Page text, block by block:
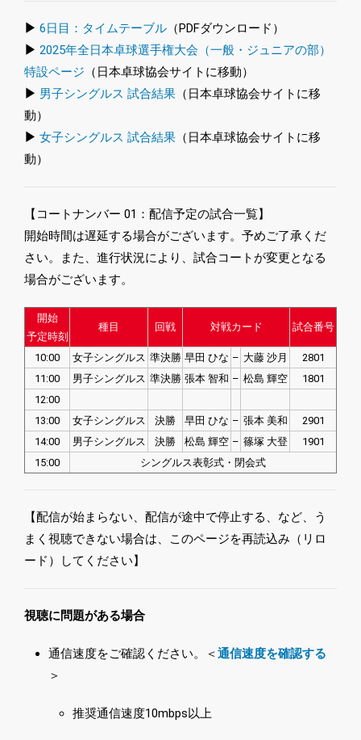
▶ 6日目：タイムテーブル （PDFダウンロード）
▶ 2025年全日本卓球選手権大会（一般・ジュニアの部）
特設ページ （日本卓球協会サイトに移動）
▶ 男子シングルス 試合結果 （日本卓球協会サイトに移
動）
▶ 女子シングルス 試合結果 （日本卓球協会サイトに移
動）
【コートナンバー 01：配信予定の試合一覧】
開始時間は遅延する場合がございます。予めご了承くだ
さい。また、進行状況により、試合コートが変更となる
場合がございます。
開始
予定時刻
種目 回戦 対戦カード 試合番号
10:00 女子シングルス 準決勝 早田 ひな – 大藤 沙月
2801
11:00
男子シングルス 準決勝 張本 智和 – 松島 輝空
1801
12:00
13:00
女子シングルス 決勝 早田 ひな – 張本 美和
2901
14:00
男子シングルス 決勝 松島 輝空 – 篠塚 大登
1901
15:00
シングルス表彰式・閉会式
【配信が始まらない、配信が途中で停止する、など、う
まく視聴できない場合は、このページを再読込み（リロ
ード）してください】
視聴に問題がある場合
通信速度をご確認ください。＜通信速度を確認する
＞
推奨通信速度10mbps以上